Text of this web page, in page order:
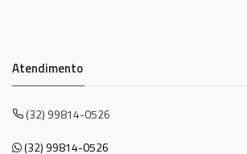
Atendimento
(32) 99814-0526
(32) 99814-0526